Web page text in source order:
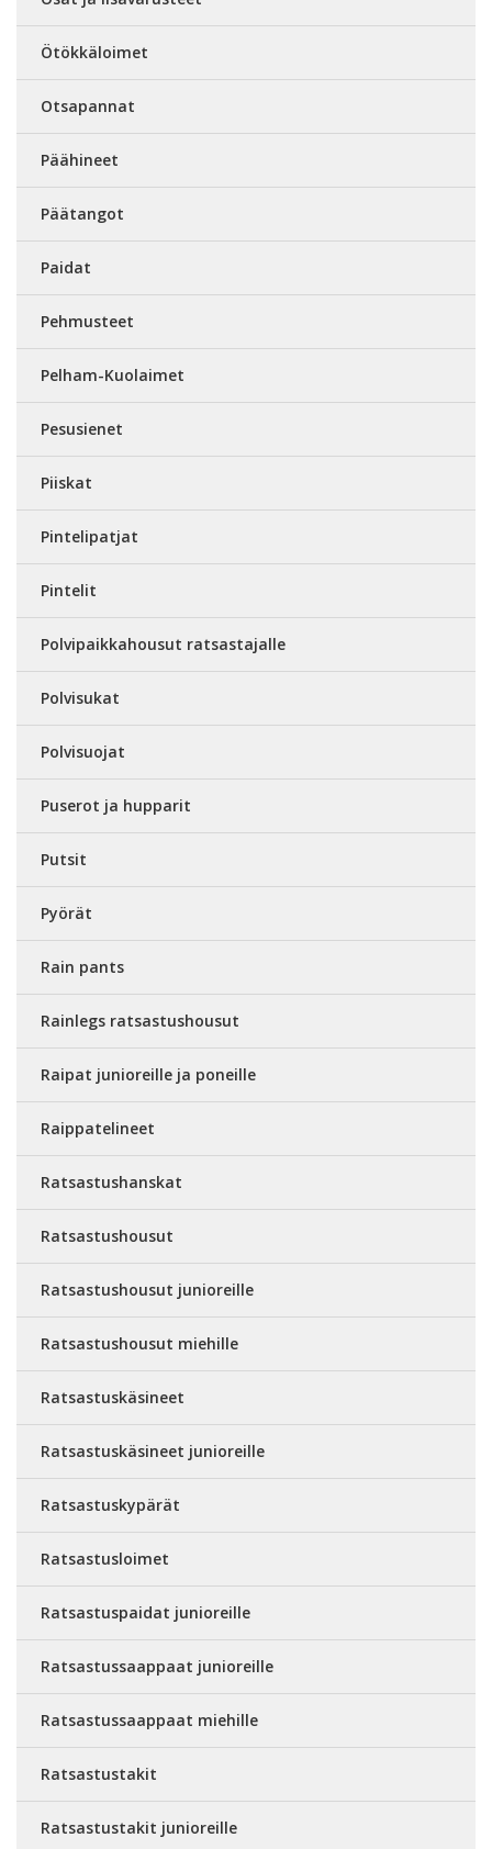
Ötökkäloimet
Otsapannat
Päähineet
Päätangot
Paidat
Pehmusteet
Pelham-Kuolaimet
Pesusienet
Piiskat
Pintelipatjat
Pintelit
Polvipaikkahousut ratsastajalle
Polvisukat
Polvisuojat
Puserot ja hupparit
Putsit
Pyörät
Rain pants
Rainlegs ratsastushousut
Raipat junioreille ja poneille
Raippatelineet
Ratsastushanskat
Ratsastushousut
Ratsastushousut junioreille
Ratsastushousut miehille
Ratsastuskäsineet
Ratsastuskäsineet junioreille
Ratsastuskypärät
Ratsastusloimet
Ratsastuspaidat junioreille
Ratsastussaappaat junioreille
Ratsastussaappaat miehille
Ratsastustakit
Ratsastustakit junioreille